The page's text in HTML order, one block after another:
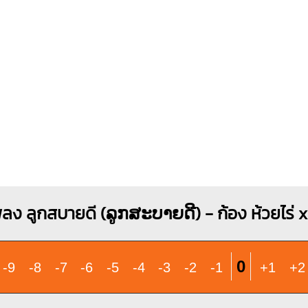
ง ลูกสบายดี (ລູກ​ສະ​ບາຍ​ດີ) - ก้อง ห้วยไร่
-9 -8 -7 -6 -5 -4 -3 -2 -1 0 +1 +2